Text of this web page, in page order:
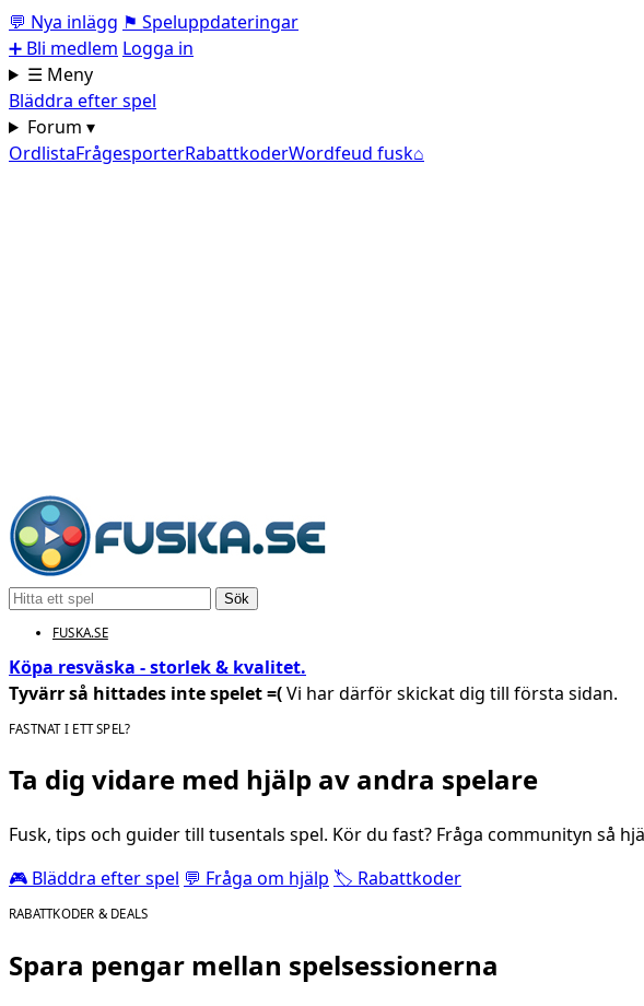
💬 Nya inlägg ⚑ Speluppdateringar
➕ Bli medlem Logga in
☰ Meny
Bläddra efter spel
Forum ▾
OrdlistaFrågesporterRabattkoderWordfeud fusk⌂
Sök
FUSKA.SE
Köpa resväska - storlek & kvalitet.
Tyvärr så hittades inte spelet =(Vi har därför skickat dig till första sidan.
FASTNAT I ETT SPEL?
Ta dig vidare med hjälp av andra spelare
Fusk, tips och guider till tusentals spel. Kör du fast? Fråga communityn så
🎮 Bläddra efter spel 💬 Fråga om hjälp 🏷️ Rabattkoder
RABATTKODER & DEALS
Spara pengar mellan spelsessionerna